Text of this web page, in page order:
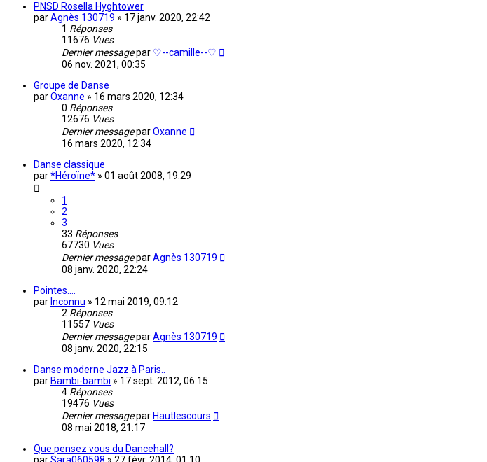
PNSD Rosella Hyghtower
parAgnès 130719 » 17 janv. 2020, 22:42
1 Réponses
11676 Vues
Dernier messagepar ♡--camille--♡
06 nov. 2021, 00:35
Groupe de Danse
parOxanne » 16 mars 2020, 12:34
0 Réponses
12676 Vues
Dernier messageparOxanne
16 mars 2020, 12:34
Danse classique
par*Héroïne* » 01 août 2008, 19:29
1
2
3
33 Réponses
67730 Vues
Dernier messageparAgnès 130719
08 janv. 2020, 22:24
Pointes....
par Inconnu » 12 mai 2019, 09:12
2 Réponses
11557 Vues
Dernier messageparAgnès 130719
08 janv. 2020, 22:15
Danse moderne Jazz à Paris..
par Bambi-bambi » 17 sept. 2012, 06:15
4 Réponses
19476 Vues
Dernier messagepar Hautlescours
08 mai 2018, 21:17
Que pensez vous du Dancehall?